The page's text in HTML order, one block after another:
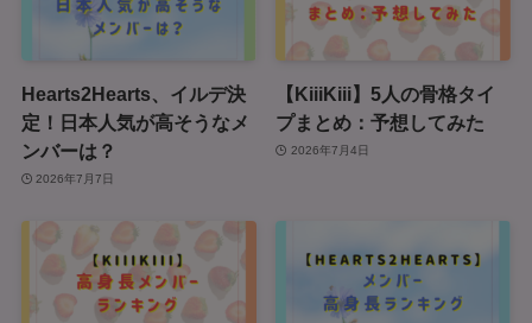
Hearts2Hearts、イルデ決
定！日本人気が高そうなメ
ンバーは？
2026年7月7日
【KiiiKiii】5人の骨格タイ
プまとめ：予想してみた
2026年7月4日